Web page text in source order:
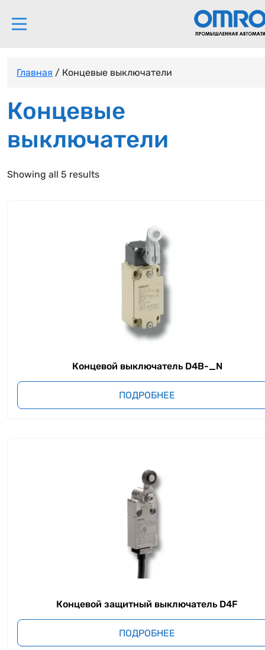
Главная / Концевые выключатели
Концевые
выключатели
Showing all 5 results
Концевой выключатель D4B-_N
ПОДРОБНЕЕ
Концевой защитный выключатель D4F
ПОДРОБНЕЕ